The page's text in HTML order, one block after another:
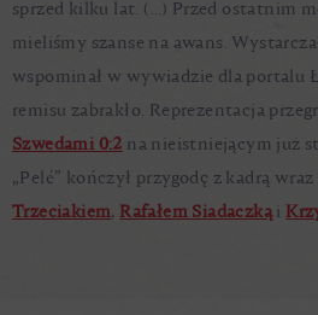
sprzed kilku lat. (…) Przed ostatnim
mieliśmy szanse na awans.
wspominał w wywiadzie dla portalu
remisu zabrakło. Reprezentacja
Szwedami 0:2 na nieistniejącym już
„Pelé” kończył przygodę z kadrą wraz
Trzeciakiem,Rafałem Siadaczkąi